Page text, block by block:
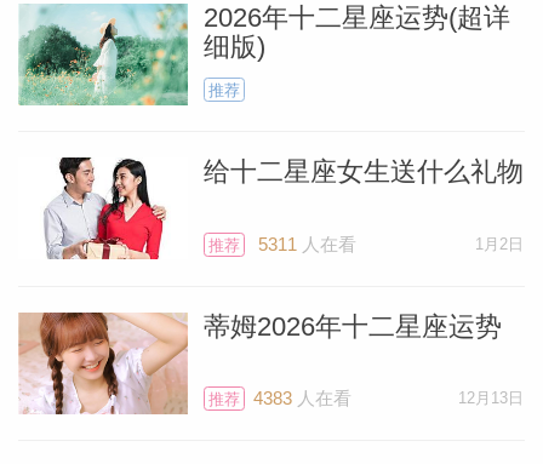
2026年十二星座运势(超详
细版)
推荐
给十二星座女生送什么礼物
推荐 5311 人在看 1月2日
蒂姆2026年十二星座运势
推荐 4383人在看 12月13日